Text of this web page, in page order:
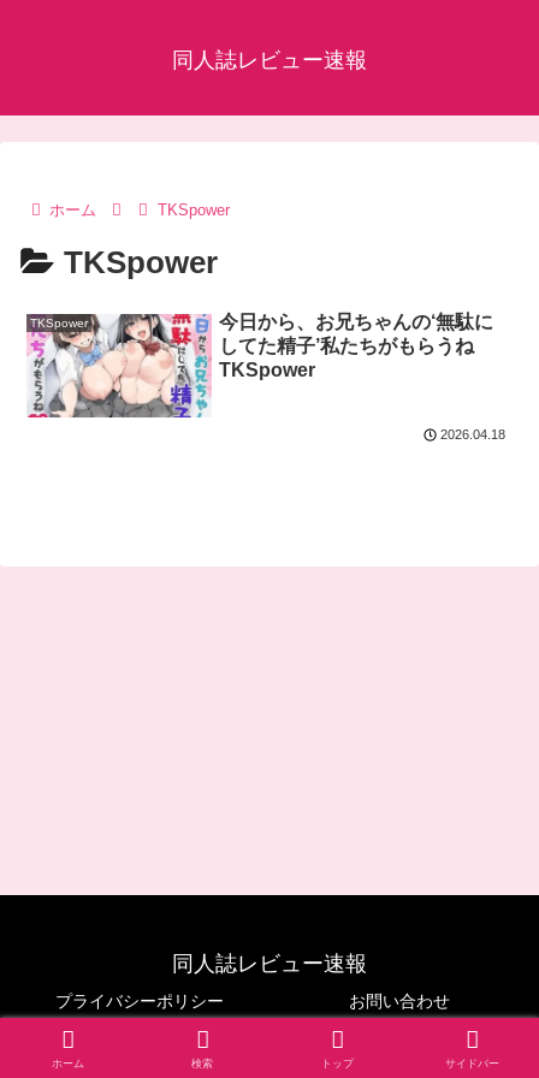
同人誌レビュー速報
ホーム TKSpower
TKSpower
TKSpower
今日から、お兄ちゃんの‘無駄に
してた精子’私たちがもらうね
TKSpower
2026.04.18
同人誌レビュー速報
プライバシーポリシー お問い合わせ
© 2024 同人誌レビュー速報.
ホーム 検索 トップ サイドバー